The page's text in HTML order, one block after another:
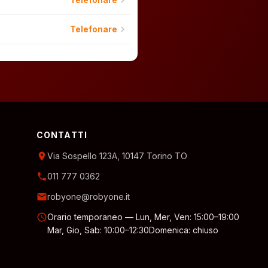
Telefonare chevron_right
CONTATTI
location_onVia Sospello 123A, 10147 Torino TO
phone011 777 0362
emailrobyone@robyone.it
scheduleOrario temporaneo — Lun, Mer, Ven: 15:00–19:00
Mar, Gio, Sab: 10:00–12:30Domenica: chiuso